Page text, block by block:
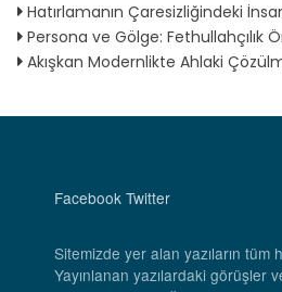
Hatırlamanın Çaresizliğindeki
Persona ve Gölge: Fethullahçılık
Akışkan Modernlikte Ahlaki
Facebook Twitter
Sitemizde yer alan yazıların tüm
Yayınlanan yazılardaki görüşler